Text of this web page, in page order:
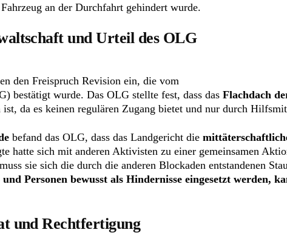
an der Durchfahrt gehindert wurde.
und Urteil des OLG
den Freispruch Revision ein, die vom
bestätigt wurde. Das OLG stellte fest, dass das Flachdach
da es keinen regulären Zugang bietet und nur durch
befand das OLG, dass das Landgericht die
hatte sich mit anderen Aktivisten zu einer gemeinsamen
sie sich die durch die anderen Blockaden entstandenen
Personen bewusst als Hindernisse eingesetzt werden,
und Rechtfertigung